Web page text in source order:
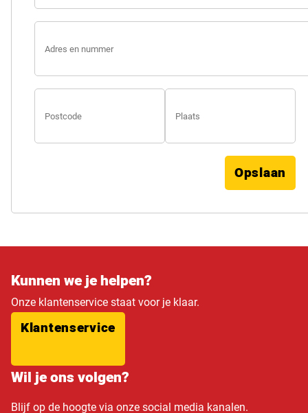
Opslaan
Kunnen we je helpen?
Onze klantenservice staat voor je klaar.
Klantenservice
Wil je ons volgen?
Blijf op de hoogte via onze social media kanalen.